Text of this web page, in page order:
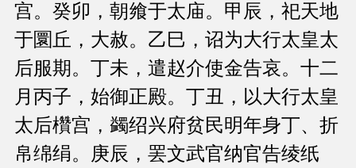
宫。癸卯，朝飨于太庙。甲辰，祀天地
于圜丘，大赦。乙巳，诏为大行太皇太
后服期。丁未，遣赵介使金告哀。十二
月丙子，始御正殿。丁丑，以大行太皇
太后欑宫，蠲绍兴府贫民明年身丁、折
帛绵绢。庚辰，罢文武官纳官告绫纸